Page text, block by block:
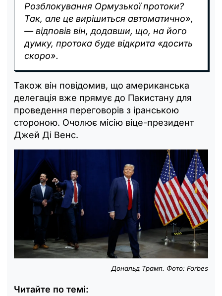
Розблокування Ормузької протоки?
Так, але це вирішиться автоматично»,
— відповів він, додавши, що, на його
думку, протока буде відкрита «досить
скоро».
Також він повідомив, що американська
делегація вже прямує до Пакистану для
проведення переговорів з іранською
стороною. Очолює місію віце-президент
Джей Ді Венс.
Дональд Трамп. Фото: Forbes
Читайте по темі: